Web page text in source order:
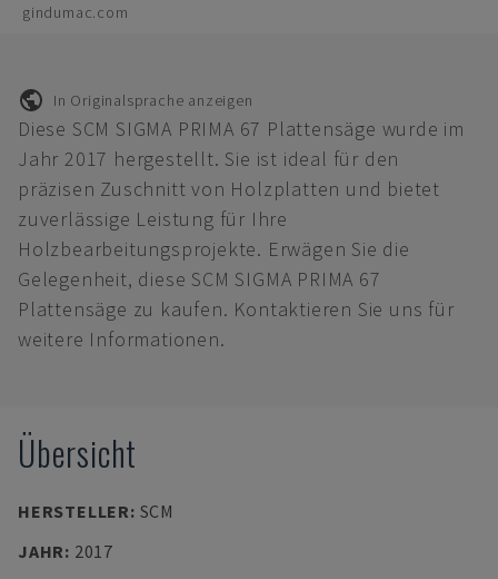
gindumac.com
In Originalsprache anzeigen
Diese SCM SIGMA PRIMA 67 Plattensäge wurde im
Jahr 2017 hergestellt. Sie ist ideal für den
präzisen Zuschnitt von Holzplatten und bietet
zuverlässige Leistung für Ihre
Holzbearbeitungsprojekte. Erwägen Sie die
Gelegenheit, diese SCM SIGMA PRIMA 67
Plattensäge zu kaufen. Kontaktieren Sie uns für
weitere Informationen.
Übersicht
HERSTELLER: SCM
JAHR: 2017